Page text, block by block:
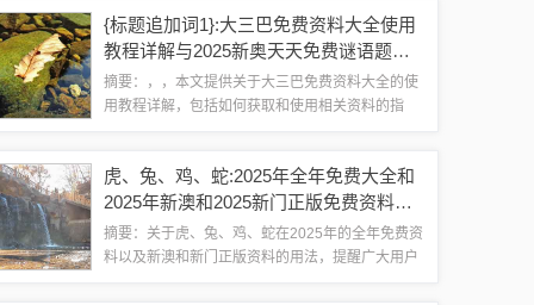
实透明地传达准确消息，确保公众了解真...
{标题追加词1}:大三巴免费资料大全使用
教程详解与2025新奥天天免费谜语题
库:32-31-27-33-36-07 T:46,警惕虚假的假
幌子迷-务实释义、解释与落实
摘要：，，本文提供关于大三巴免费资料大全的使
用教程详解，包括如何获取和使用相关资料的指
醒用户警惕虚假的迷...
虎、兔、鸡、蛇:2025年全年免费大全和
2025年新澳和2025新门正版免费资料怎
么用,留心欺诈性广告-全面释义、专家解
读解释与落实
摘要：关于虎、兔、鸡、蛇在2025年的全年免费资
料以及新澳和新门正版资料的用法，提醒广大用户